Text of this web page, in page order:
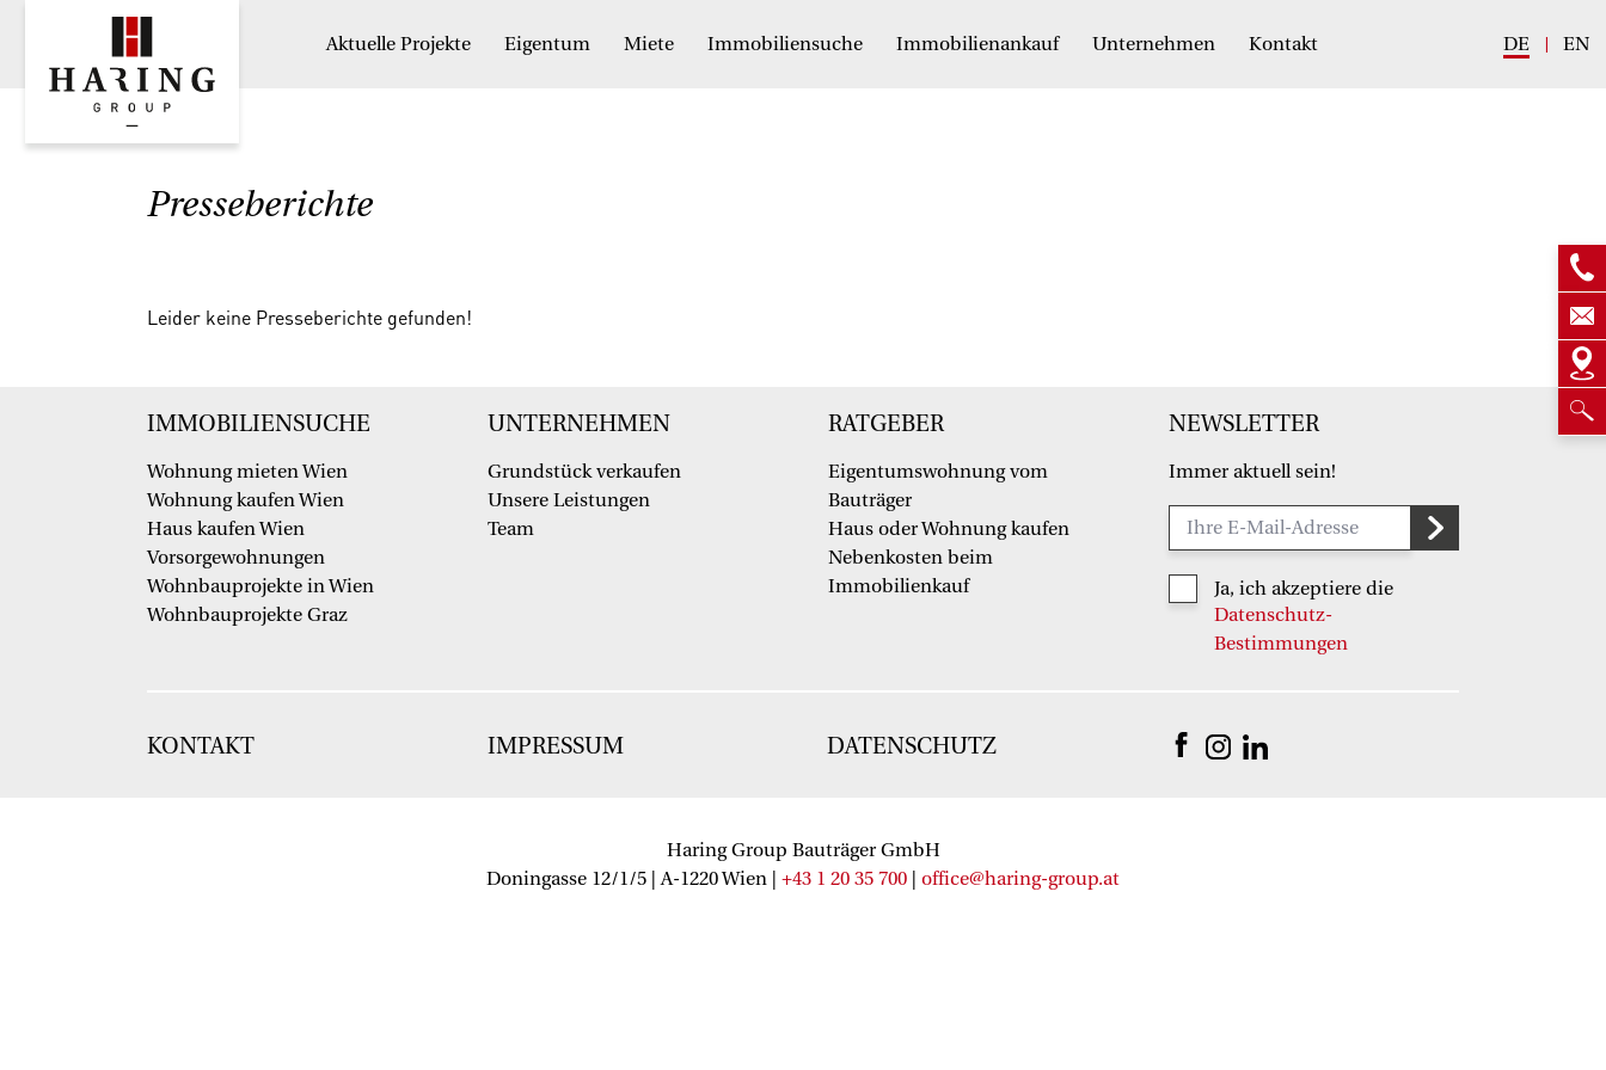
Aktuelle Projekte Eigentum Miete Immobiliensuche Immobilienankauf Unternehmen Kontakt DE EN
Presseberichte
Leider keine Presseberichte gefunden!
IMMOBILIENSUCHE
Wohnung mieten Wien
Wohnung kaufen Wien
Haus kaufen Wien
Vorsorgewohnungen
Wohnbauprojekte in Wien
Wohnbauprojekte Graz
UNTERNEHMEN
Grundstück verkaufen
Unsere Leistungen
Team
RATGEBER
Eigentumswohnung vom
Bauträger
Haus oder Wohnung kaufen
Nebenkosten beim
Immobilienkauf
NEWSLETTER
Immer aktuell sein!
Ja, ich akzeptiere die
Datenschutz-
Bestimmungen
KONTAKT IMPRESSUM DATENSCHUTZ
Haring Group Bauträger GmbH
Doningasse 12/1/5 | A-1220 Wien | +43 1 20 35 700 office@haring-group.at